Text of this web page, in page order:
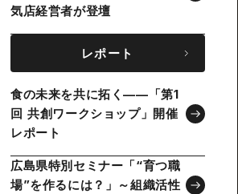
気店経営者が登壇
レポート
食の未来を共に拓く——「第1
回 共創ワークショップ」開催
レポート
広島県特別セミナー「“育つ職
場”を作るには？」～組織活性